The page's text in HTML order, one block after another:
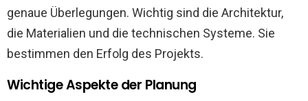
genaue Überlegungen. Wichtig sind die Architektur,
die Materialien und die technischen Systeme. Sie
bestimmen den Erfolg des Projekts.
Wichtige Aspekte der Planung